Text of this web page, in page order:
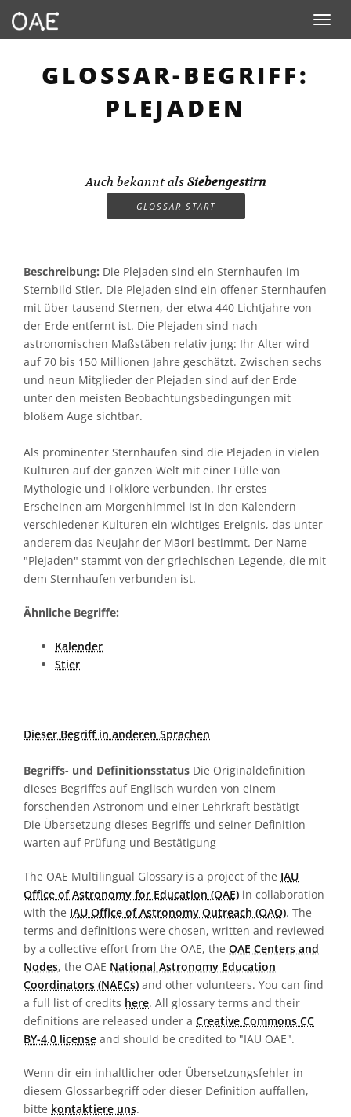
Toggle
GLOSSAR-BEGRIFF:
PLEJADEN
Auch bekannt als Siebengestirn
GLOSSAR START
Beschreibung: Die Plejaden sind ein Sternhaufen im
Sternbild Stier. Die Plejaden sind ein offener Sternhaufen
mit über tausend Sternen, der etwa 440 Lichtjahre von
der Erde entfernt ist. Die Plejaden sind nach
astronomischen Maßstäben relativ jung: Ihr Alter wird
auf 70 bis 150 Millionen Jahre geschätzt. Zwischen sechs
und neun Mitglieder der Plejaden sind auf der Erde
unter den meisten Beobachtungsbedingungen mit
bloßem Auge sichtbar.
Als prominenter Sternhaufen sind die Plejaden in vielen
Kulturen auf der ganzen Welt mit einer Fülle von
Mythologie und Folklore verbunden. Ihr erstes
Erscheinen am Morgenhimmel ist in den Kalendern
verschiedener Kulturen ein wichtiges Ereignis, das unter
anderem das Neujahr der Māori bestimmt. Der Name
"Plejaden" stammt von der griechischen Legende, die mit
dem Sternhaufen verbunden ist.
Ähnliche Begriffe:
Kalender
Stier
Dieser Begriff in anderen Sprachen
Begriffs- und Definitionsstatus Die Originaldefinition
dieses Begriffes auf Englisch wurden von einem
forschenden Astronom und einer Lehrkraft bestätigt
Die Übersetzung dieses Begriffs und seiner Definition
warten auf Prüfung und Bestätigung
The OAE Multilingual Glossary is a project of the IAU
Office of Astronomy for Education (OAE) in collaboration
with the IAU Office of Astronomy Outreach (OAO). The
terms and definitions were chosen, written and reviewed
by a collective effort from the OAE, the OAE Centers and
Nodes, the OAE National Astronomy Education
Coordinators (NAECs) and other volunteers. You can find
a full list of credits here. All glossary terms and their
definitions are released under a Creative Commons CC
BY-4.0 license and should be credited to "IAU OAE".
Wenn dir ein inhaltlicher oder Übersetzungsfehler in
diesem Glossarbegriff oder dieser Definition auffallen,
bitte kontaktiere uns.